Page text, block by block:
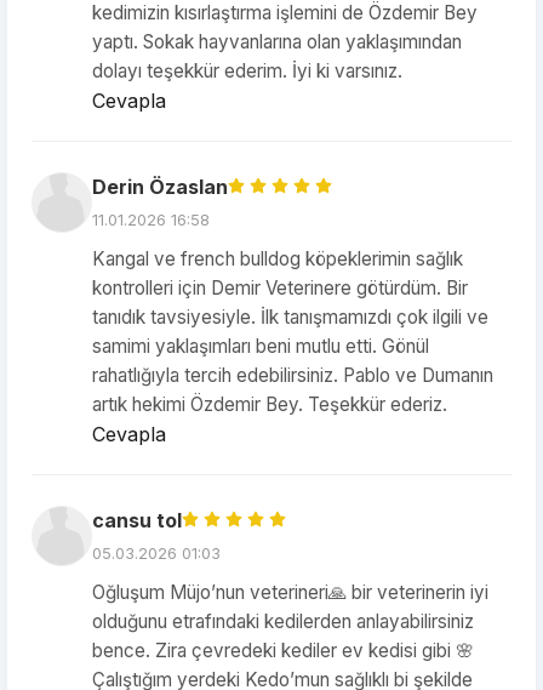
kedimizin kısırlaştırma işlemini de Özdemir Bey
yaptı. Sokak hayvanlarına olan yaklaşımından
dolayı teşekkür ederim. İyi ki varsınız.
Cevapla
Derin Özaslan
11.01.2026 16:58
Kangal ve french bulldog köpeklerimin sağlık
kontrolleri için Demir Veterinere götürdüm. Bir
tanıdık tavsiyesiyle. İlk tanışmamızdı çok ilgili ve
samimi yaklaşımları beni mutlu etti. Gönül
rahatlığıyla tercih edebilirsiniz. Pablo ve Dumanın
artık hekimi Özdemir Bey. Teşekkür ederiz.
Cevapla
cansu tol
05.03.2026 01:03
Oğluşum Müjo’nun veterineri🙏 bir veterinerin iyi
olduğunu etrafındaki kedilerden anlayabilirsiniz
bence. Zira çevredeki kediler ev kedisi gibi 🌸
Çalıştığım yerdeki Kedo’mun sağlıklı bi şekilde